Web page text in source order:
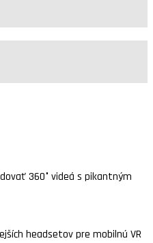
360° videá s pikantným
headsetov pre mobilnú VR